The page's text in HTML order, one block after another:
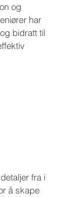
og
har
bidratt til
fra i
å skape